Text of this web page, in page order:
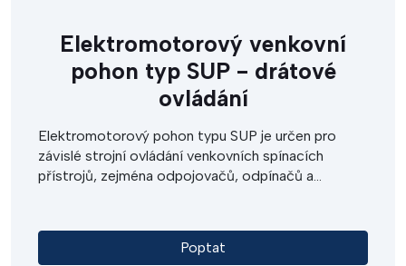
Elektromotorový venkovní
pohon typ SUP - drátové
ovládání
Elektromotorový pohon typu SUP je určen pro
závislé strojní ovládání venkovních spínacích
přístrojů, zejména odpojovačů, odpínačů a
momenty pohonu zaručují spolehlivé ovládání
spínacích přístrojů i při težkých provozních
Poptat